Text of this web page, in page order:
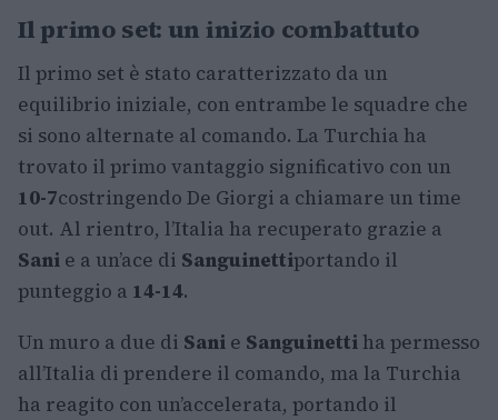
Il primo set: un inizio combattuto
Il primo set è stato caratterizzato da un
equilibrio iniziale, con entrambe le squadre che
si sono alternate al comando. La Turchia ha
trovato il primo vantaggio significativo con un
10-7costringendo De Giorgi a chiamare un time
out. Al rientro, l’Italia ha recuperato grazie a
Sani e a un’ace di Sanguinettiportando il
punteggio a 14-14.
Un muro a due di Sani e Sanguinetti ha permesso
all’Italia di prendere il comando, ma la Turchia
ha reagito con un’accelerata, portando il